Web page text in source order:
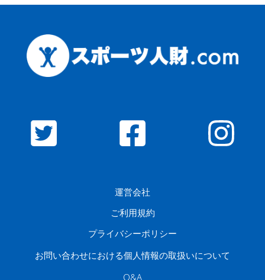
運営会社
ご利用規約
プライバシーポリシー
お問い合わせにおける個人情報の取扱いについて
Q&A